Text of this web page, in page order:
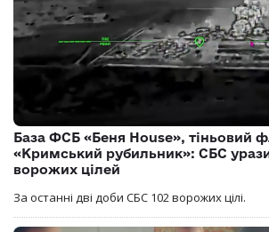
База ФСБ «Беня House», тіньовий
«Кримський рубильник»: СБС
ворожих цілей
За останні дві доби СБС 102 ворожих цілі.